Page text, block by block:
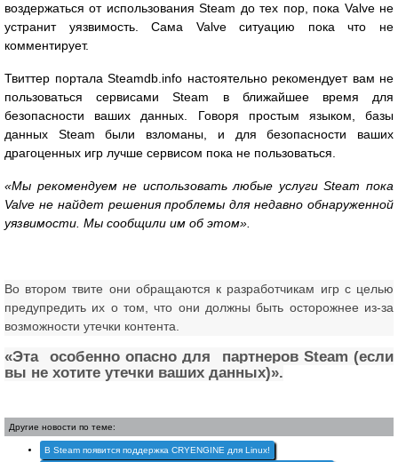
воздержаться от использования Steam до тех пор, пока Valve не
устранит уязвимость. Сама Valve ситуацию пока что не
комментирует.
Твиттер портала Steamdb.info настоятельно рекомендует вам не
пользоваться сервисами Steam в ближайшее время для
безопасности ваших данных. Говоря простым языком, базы
данных Steam были взломаны, и для безопасности ваших
драгоценных игр лучше сервисом пока не пользоваться.
«Мы рекомендуем не использовать любые услуги Steam пока
Valve не найдет решения проблемы для недавно обнаруженной
уязвимости. Мы сообщили им об этом».
Во втором твите они обращаются к разработчикам игр с целью
предупредить их о том, что они должны быть осторожнее из-за
возможности утечки контента.
«Эта особенно опасно для партнеров Steam (если
вы не хотите утечки ваших данных)».
Другие новости по теме:
В Steam появится поддержка CRYENGINE для Linux!